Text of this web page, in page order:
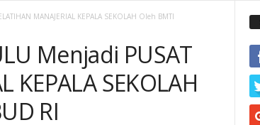
MANAJERIAL KEPALA SEKOLAH Oleh BMTI
Menjadi PUSAT
KEPALA SEKOLAH
RI